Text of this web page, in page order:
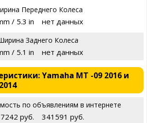
Переднего Колеса
/ 5.3 in нет данных
Заднего Колеса
/ 5.1 in нет данных
Yamaha MT -09 2016 и
по объявлениям в интернете
руб. 341591 руб.